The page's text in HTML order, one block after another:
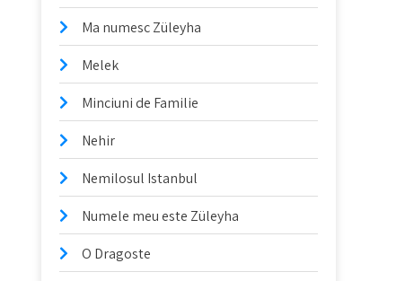
Ma numesc Züleyha
Melek
Minciuni de Familie
Nehir
Nemilosul Istanbul
Numele meu este Züleyha
O Dragoste